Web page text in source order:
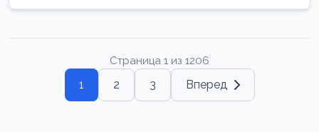
Страница 1 из 1206
1 2 3 Вперед